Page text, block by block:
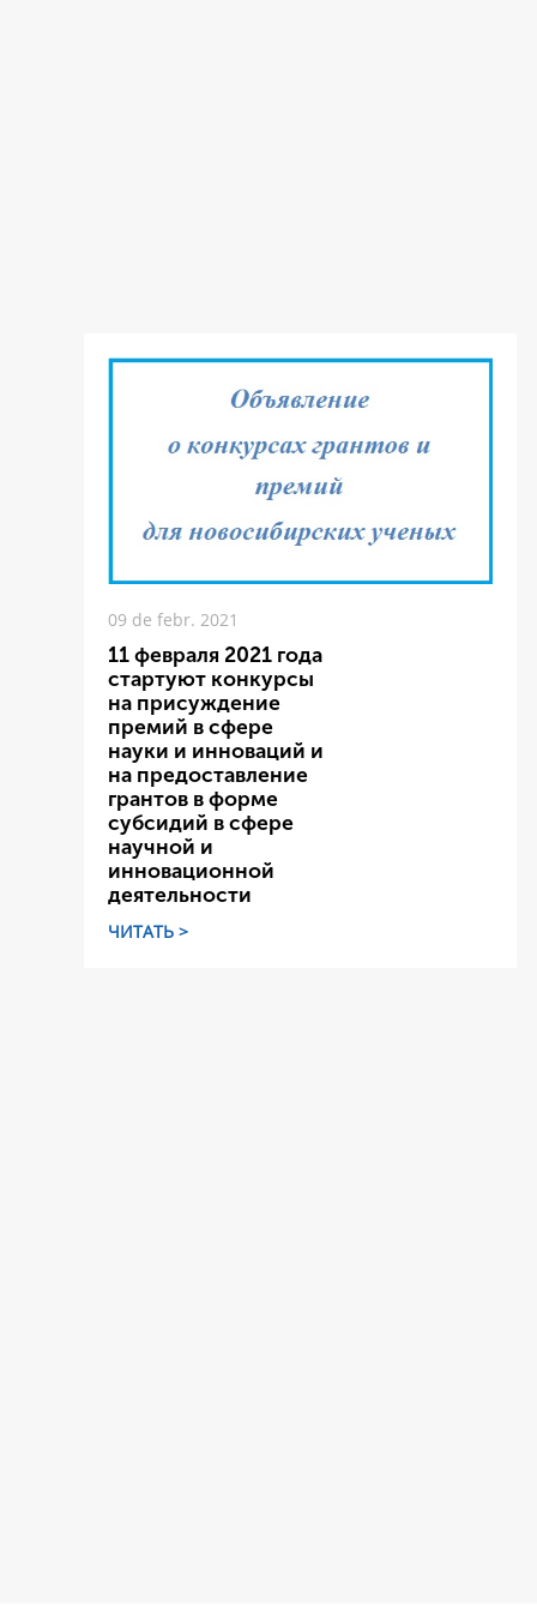
09 de febr. 2021
11 февраля 2021 года
стартуют конкурсы
на присуждение
премий в сфере
науки и инноваций и
на предоставление
грантов в форме
субсидий в сфере
научной и
инновационной
деятельности
ЧИТАТЬ >